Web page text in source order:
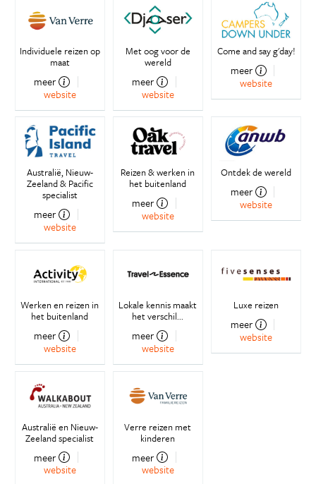
Individuele reizen op
maat
meer
website
Met oog voor de
wereld
meer
website
Come and say g'day!
meer
website
Australië, Nieuw-
Zeeland & Pacific
specialist
meer
website
Reizen & werken in
het buitenland
meer
website
Ontdek de wereld
meer
website
Werken en reizen in
het buitenland
meer
website
Lokale kennis maakt
het verschil...
meer
website
Luxe reizen
meer
website
Australië en Nieuw-
Zeeland specialist
meer
website
Verre reizen met
kinderen
meer
website